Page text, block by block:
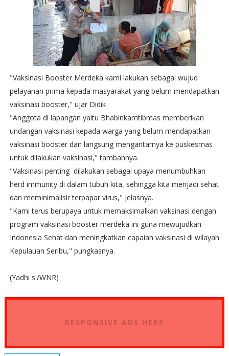
"Vaksinasi Booster Merdeka kami lakukan sebagai wujud
pelayanan prima kepada masyarakat yang belum mendapatkan
vaksinasi booster," ujar Didik
"Anggota di lapangan yaitu Bhabinkamtibmas memberikan
undangan vaksinasi kepada warga yang belum mendapatkan
vaksinasi booster dan langsung mengantarnya ke puskesmas
untuk dilakukan vaksinasi," tambahnya.
"Vaksinasi penting dilakukan sebagai upaya menumbuhkan
herd immunity di dalam tubuh kita, sehingga kita menjadi sehat
dan meminimalisir terpapar virus," jelasnya.
"Kami terus berupaya untuk memaksimalkan vaksinasi dengan
program vaksinasi booster merdeka ini guna mewujudkan
Indonesia Sehat dan meningkatkan capaian vaksinasi di wilayah
Kepulauan Seribu," pungkasnya.
(Yadhi s./WNR)
RESPONSIVE ADS HERE